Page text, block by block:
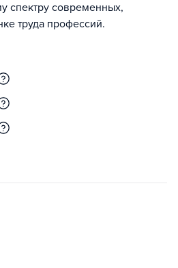
спектру современных,
труда профессий.